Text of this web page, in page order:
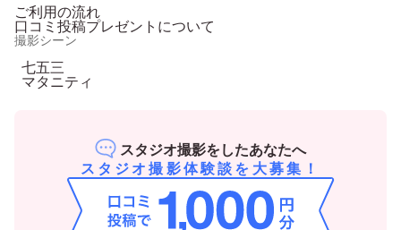
ご利用の流れ
口コミ投稿プレゼントについて
撮影シーン
七五三
マタニティ
スタジオ撮影をしたあなたへ
スタジオ撮影体験談を大募集！